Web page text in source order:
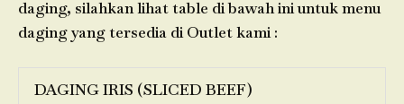
daging, silahkan lihat table di bawah ini untuk menu
daging yang tersedia di Outlet kami :
DAGING IRIS (SLICED BEEF)